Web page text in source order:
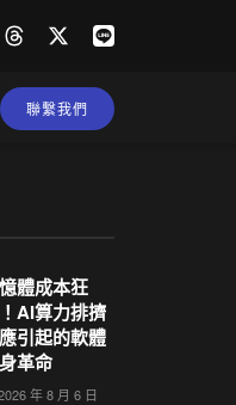
聯繫我們
體成本狂
AI算力排擠
引起的軟體
革命
年 8 月 6 日